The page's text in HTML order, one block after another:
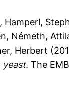
, Hamperl,
, Németh,
Herbert
yeast. The